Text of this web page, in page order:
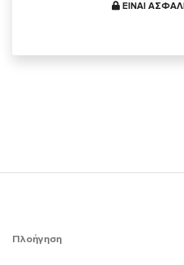
ΕΙΝΑΙ
Πλοήγηση